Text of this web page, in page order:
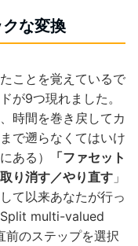
な変換
ことを覚えているで
が9つ現れました。
時間を巻き戻してカ
で遡らなくてはいけ
ある）
「ファセット
取り消す／やり直す 」
て以来あなたが行っ
Split multi-valued
のステップを選択